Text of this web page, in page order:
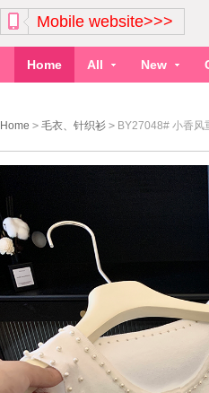
Mobile website>>>
Home All New
Home > 毛衣、针织衫 > BY27048# 小香风